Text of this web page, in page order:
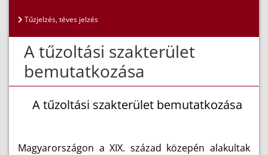
Tűzjelzés, téves jelzés
A tűzoltási szakterület
bemutatkozása
A tűzoltási szakterület bemutatkozása
Magyarországon a XIX. század közepén alakultak